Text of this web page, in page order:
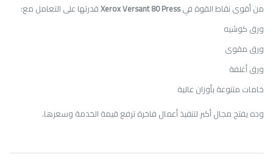
من أقوى نقاط القوة فيXerox Versant 80 Pressقدرتها على التعامل مع:
ورق كوشيه
ورق مقوى
ورق أغلفة
خامات متنوعة بأوزان عالية
وده يفتح مجال أكبر لتنفيذ أعمال فاخرة ترفع قيمة الخدمة وسعرها.